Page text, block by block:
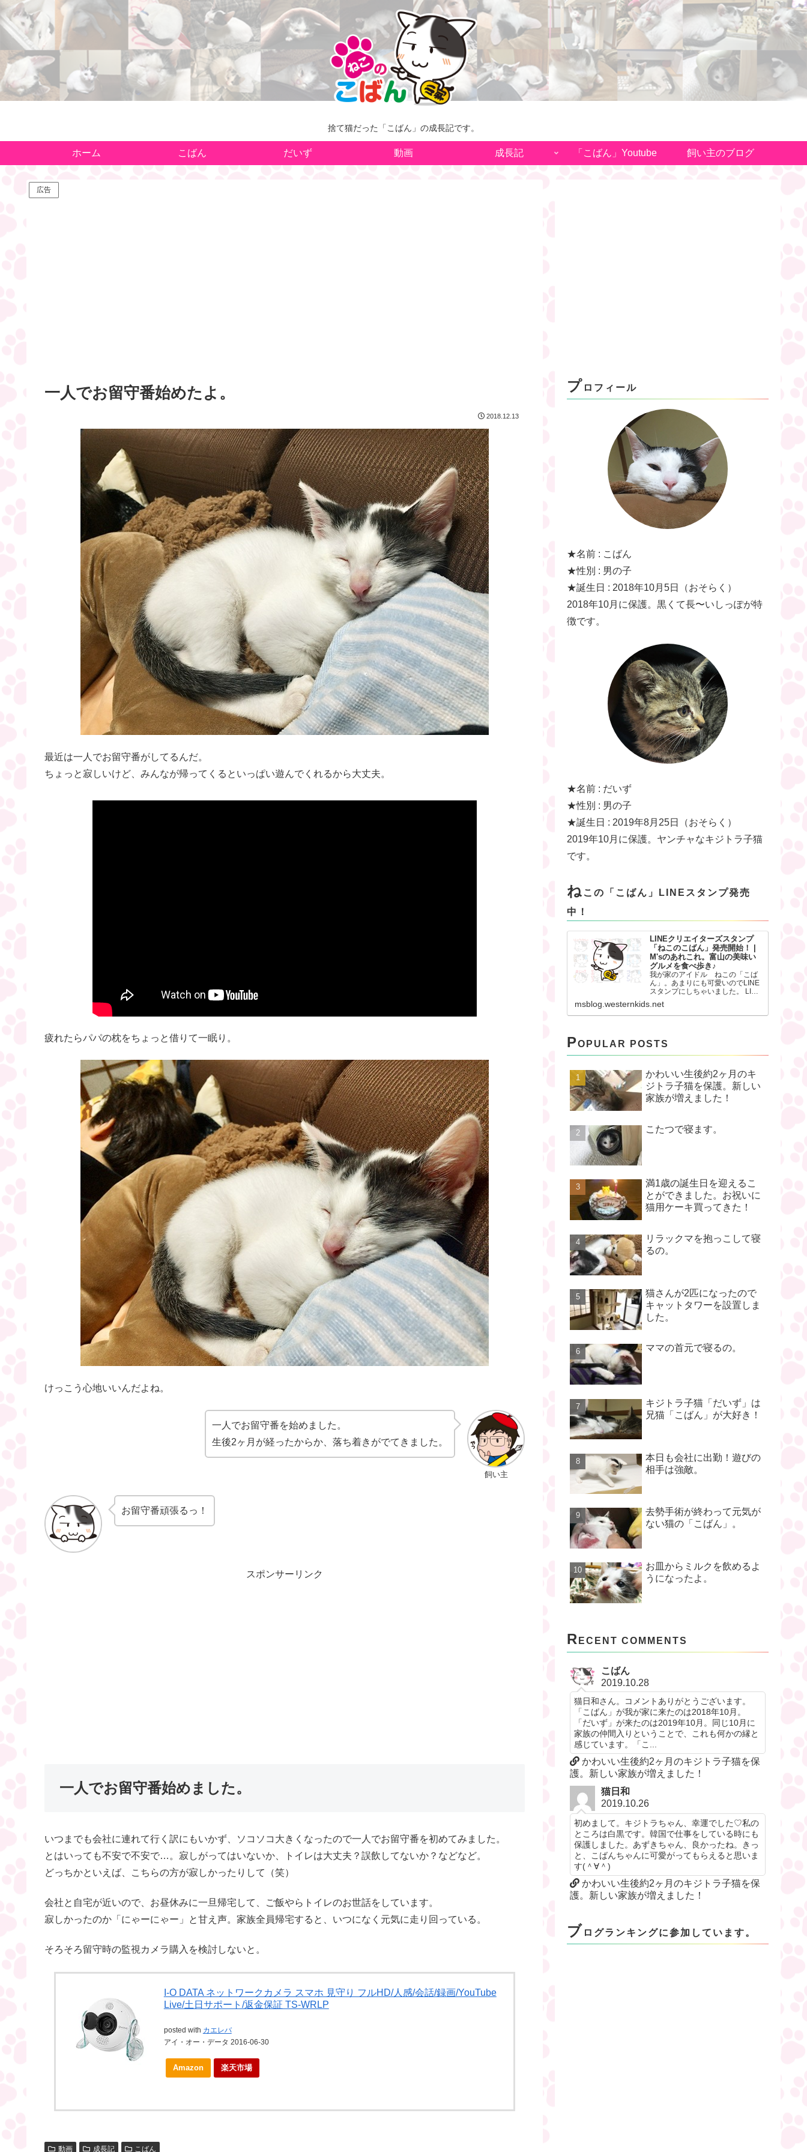
捨て猫だった「こばん」の成長記です。
ホーム こばん だいず 動画 成長記 「こばん」Youtube 飼い主のブログ
広告
一人でお留守番始めたよ。
2018.12.13
最近は一人でお留守番がしてるんだ。
ちょっと寂しいけど、みんなが帰ってくるといっぱい遊んでくれるから大丈夫。
疲れたらパパの枕をちょっと借りて一眠り。
けっこう心地いいんだよね。
飼い主
一人でお留守番を始めました。
生後2ヶ月が経ったからか、落ち着きがでてきました。
お留守番頑張るっ！
スポンサーリンク
一人でお留守番始めました。
いつまでも会社に連れて行く訳にもいかず、ソコソコ大きくなったので一人でお留守番を初めてみました。
とはいっても不安で不安で…。寂しがってはいないか、トイレは大丈夫？誤飲してないか？などなど。
どっちかといえば、こちらの方が寂しかったりして（笑）
会社と自宅が近いので、お昼休みに一旦帰宅して、ご飯やらトイレのお世話をしています。
寂しかったのか「にゃーにゃー」と甘え声。家族全員帰宅すると、いつになく元気に走り回っている。
そろそろ留守時の監視カメラ購入を検討しないと。
I-O DATA ネットワークカメラ スマホ 見守り フルHD/人感/会話/録画/YouTube
Live/土日サポート/返金保証 TS-WRLP
posted with カエレバ
アイ・オー・データ 2016-06-30
Amazon 楽天市場
動画 成長記 こばん
プ ロフィール
★名前 : こばん
★性別 : 男の子
★誕生日 : 2018年10月5日（おそらく）
2018年10月に保護。黒くて長〜いしっぽが特
徴です。
★名前 : だいず
★性別 : 男の子
★誕生日 : 2019年8月25日（おそらく）
2019年10月に保護。ヤンチャなキジトラ子猫
です。
ね この「こばん」LINEスタンプ発売
中！
LINEクリエイターズスタンプ
「ねこのこばん」発売開始！ |
M'sのあれこれ。富山の美味い
グルメを食べ歩き♪
我が家のアイドル ねこの「こば
ん」。あまりにも可愛いのでLINE
スタンプにしちゃいました。 LINE
クリエイターズスタンプ「ねこの
こばん」 我が家の「こばん」。生
後約9ヶ月で大人じみてきました
msblog.westernkids.net
POPULAR POSTS
かわいい生後約2ヶ月のキ
ジトラ子猫を保護。新しい
家族が増えました！
こたつで寝ます。
満1歳の誕生日を迎えるこ
とができました。お祝いに
猫用ケーキ買ってきた！
リラックマを抱っこして寝
るの。
猫さんが2匹になったので
キャットタワーを設置しま
した。
ママの首元で寝るの。
キジトラ子猫「だいず」は
兄猫「こばん」が大好き！
本日も会社に出勤！遊びの
相手は強敵。
去勢手術が終わって元気が
ない猫の「こばん」。
お皿からミルクを飲めるよ
うになったよ。
R ECENT COMMENTS
こばん
2019.10.28
猫日和さん。コメントありがとうございます。
「こばん」が我が家に来たのは2018年10月。
「だいず」が来たのは2019年10月。同じ10月に
家族の仲間入りということで、これも何かの縁と
感じています。「こ...
かわいい生後約2ヶ月のキジトラ子猫を保
護。新しい家族が増えました！
猫日和
2019.10.26
初めまして。キジトラちゃん、幸運でした♡私の
ところは白黒です。韓国で仕事をしている時にも
保護しました。あずきちゃん、良かったね。きっ
と、こばんちゃんに可愛がってもらえると思いま
す(＾∀＾)
かわいい生後約2ヶ月のキジトラ子猫を保
護。新しい家族が増えました！
ブ ログランキングに参加しています。